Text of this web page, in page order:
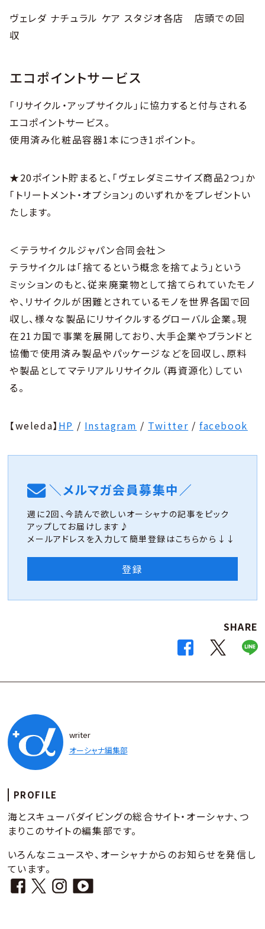
ヴェレダ ナチュラル ケア スタジオ各店 店頭での回
収
エコポイントサービス
「リサイクル・アップサイクル」に協力すると付与される
エコポイントサービス。
使用済み化粧品容器1本につき1ポイント。
★20ポイント貯まると、「ヴェレダミニサイズ商品2つ」か
「トリートメント・オプション」のいずれかをプレゼントい
たします。
＜テラサイクルジャパン合同会社＞
テラサイクルは「捨てるという概念を捨てよう」という
ミッションのもと、従来廃棄物として捨てられていたモノ
や、リサイクルが困難とされているモノを世界各国で回
収し、様々な製品にリサイクルするグローバル企業。現
在21カ国で事業を展開しており、大手企業やブランドと
協働で使用済み製品やパッケージなどを回収し、原料
や製品としてマテリアルリサイクル（再資源化）してい
る。
【weleda】 HP / Instagram / Twitter /facebook
＼メルマガ会員募集中／
週に2回、今読んで欲しいオーシャナの記事をピック
アップしてお届けします♪
メールアドレスを入力して簡単登録はこちらから↓↓
登録
SHARE
writer
オーシャナ編集部
PROFILE
海とスキューバダイビングの総合サイト・オーシャナ、つ
まりこのサイトの編集部です。
いろんなニュースや、オーシャナからのお知らせを発信し
ています。